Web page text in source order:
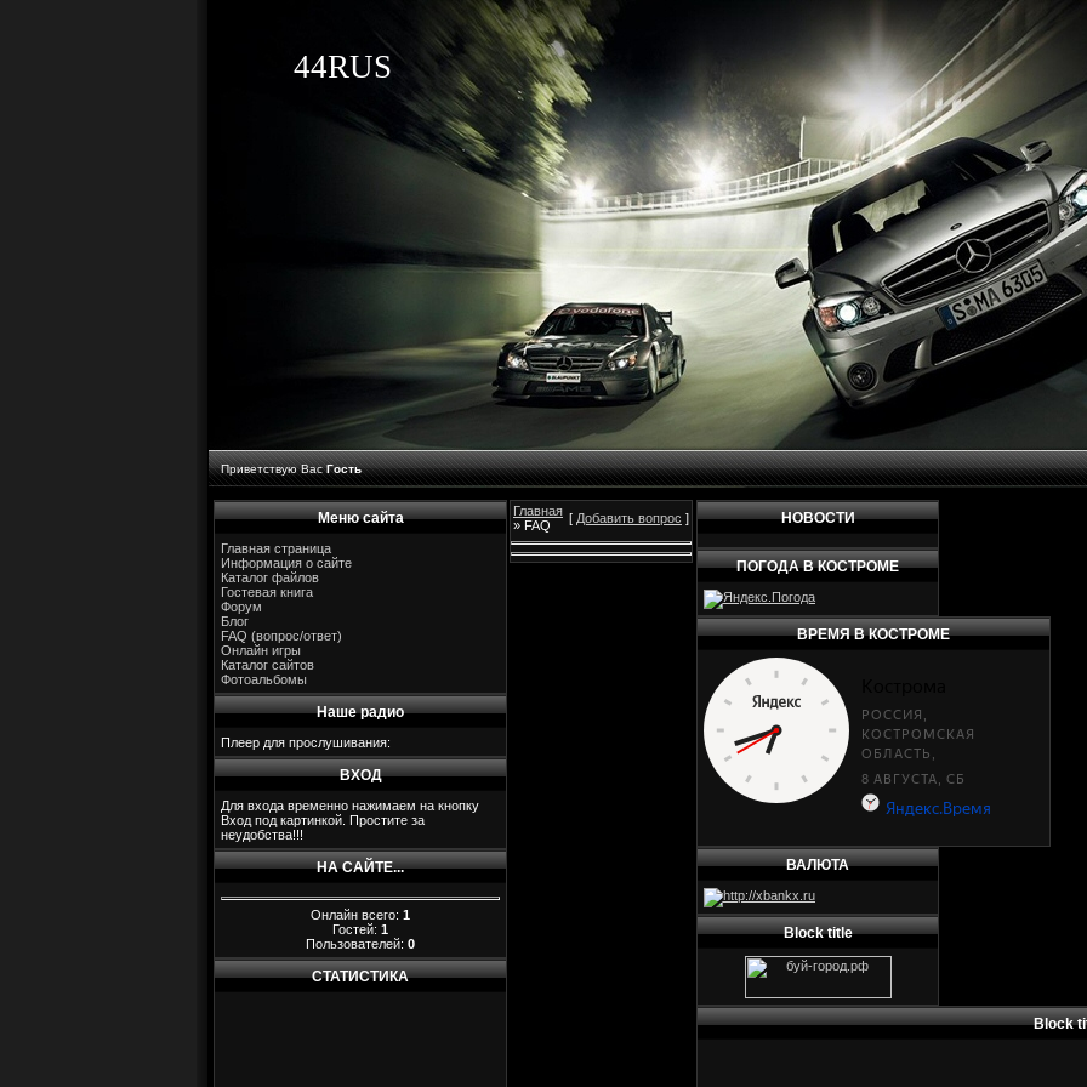
44RUS
Приветствую Вас Гость
Меню сайта
Главная страница
Информация о сайте
Каталог файлов
Гостевая книга
Форум
Блог
FAQ (вопрос/ответ)
Онлайн игры
Каталог сайтов
Фотоальбомы
Наше радио
Плеер для прослушивания:
ВХОД
Для входа временно нажимаем на кнопку
Вход под картинкой. Простите за
неудобства!!!
НА САЙТЕ...
Онлайн всего: 1
Гостей: 1
Пользователей: 0
СТАТИСТИКА
Главная
» FAQ
[ Добавить вопрос ] НОВОСТИ
ПОГОДА В КОСТРОМЕ
ВРЕМЯ В КОСТРОМЕ
ВАЛЮТА
Block title
Block